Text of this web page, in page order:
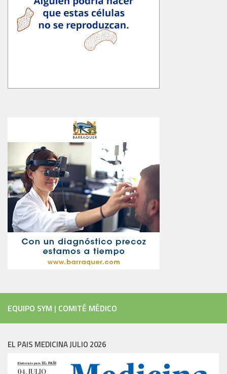
EQUIPO SYM | COMITÉ MÉDICO
EL PAIS MEDICINA JULIO 2026